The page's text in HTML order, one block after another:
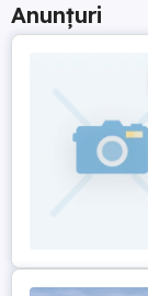
Anunțuri